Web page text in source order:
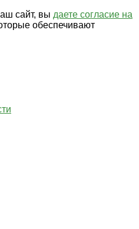
сайт, вы даете согласие на
обеспечивают